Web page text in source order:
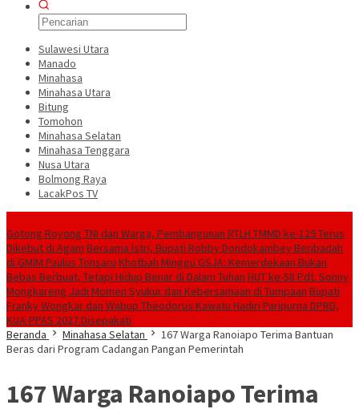
Sulawesi Utara
Manado
Minahasa
Minahasa Utara
Bitung
Tomohon
Minahasa Selatan
Minahasa Tenggara
Nusa Utara
Bolmong Raya
LacakPos TV
Gotong Royong TNI dan Warga, Pembangunan RTLH TMMD ke-129 Terus
Dikebut di Agam Bersama Istri, Bupati Robby Dondokambey Beribadah
di GMIM Paulus Tonsaru Khotbah Minggu GSJA: Kemerdekaan Bukan
Bebas Berbuat, Tetapi Hidup Benar di Dalam Tuhan HUT ke-58 Pdt. Sonny
Mongkareng Jadi Momen Syukur dan Kebersamaan di Tumpaan Bupati
Franky Wongkar dan Wabup Theodorus Kawatu Hadiri Paripurna DPRD,
KUA-PPAS 2027 Disepakati
Beranda
Minahasa Selatan
167 Warga Ranoiapo Terima Bantuan
Beras dari Program Cadangan Pangan Pemerintah
167 Warga Ranoiapo Terima